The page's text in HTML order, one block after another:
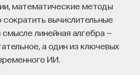
математические методы
сократить вычислительные
линейная алгебра —
а один из ключевых
ИИ.